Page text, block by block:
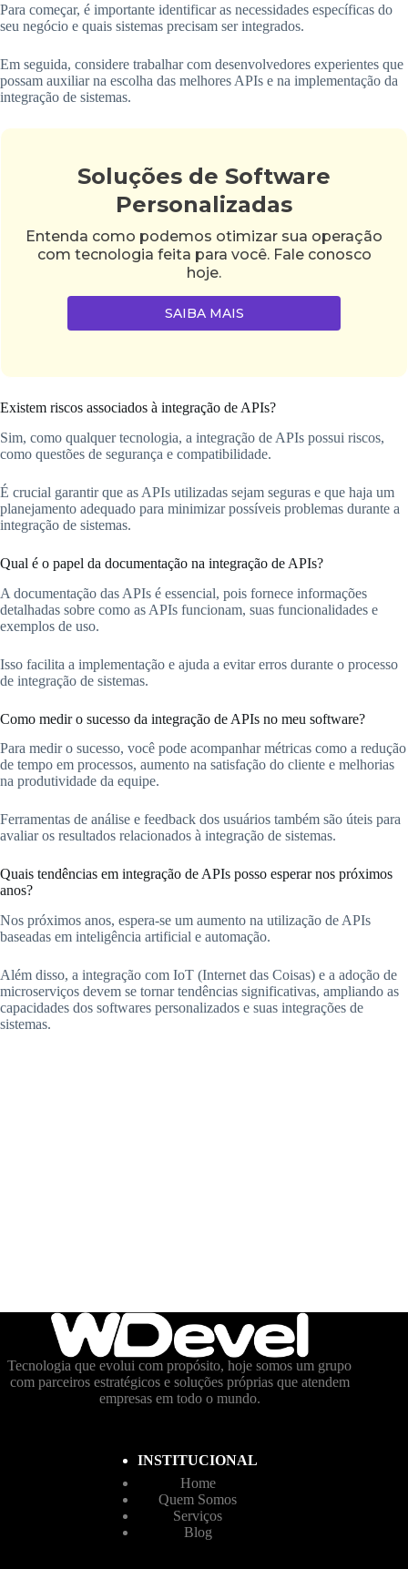
Para começar, é importante identificar as necessidades específicas do
seu negócio e quais sistemas precisam ser integrados.
Em seguida, considere trabalhar com desenvolvedores experientes que
possam auxiliar na escolha das melhores APIs e na implementação da
integração de sistemas.
Soluções de Software
Personalizadas
Entenda como podemos otimizar sua operação
com tecnologia feita para você. Fale conosco
hoje.
SAIBA MAIS
Existem riscos associados à integração de APIs?
Sim, como qualquer tecnologia, a integração de APIs possui riscos,
como questões de segurança e compatibilidade.
É crucial garantir que as APIs utilizadas sejam seguras e que haja um
planejamento adequado para minimizar possíveis problemas durante a
integração de sistemas.
Qual é o papel da documentação na integração de APIs?
A documentação das APIs é essencial, pois fornece informações
detalhadas sobre como as APIs funcionam, suas funcionalidades e
exemplos de uso.
Isso facilita a implementação e ajuda a evitar erros durante o processo
de integração de sistemas.
Como medir o sucesso da integração de APIs no meu software?
Para medir o sucesso, você pode acompanhar métricas como a redução
de tempo em processos, aumento na satisfação do cliente e melhorias
na produtividade da equipe.
Ferramentas de análise e feedback dos usuários também são úteis para
avaliar os resultados relacionados à integração de sistemas.
Quais tendências em integração de APIs posso esperar nos próximos
anos?
Nos próximos anos, espera-se um aumento na utilização de APIs
baseadas em inteligência artificial e automação.
Além disso, a integração com IoT (Internet das Coisas) e a adoção de
microserviços devem se tornar tendências significativas, ampliando as
capacidades dos softwares personalizados e suas integrações de
sistemas.
Tecnologia que evolui com propósito, hoje somos um grupo
com parceiros estratégicos e soluções próprias que atendem
empresas em todo o mundo.
INSTITUCIONAL
Home
Quem Somos
Serviços
Blog